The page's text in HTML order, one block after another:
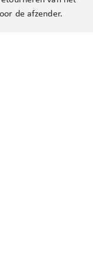
de afzender.